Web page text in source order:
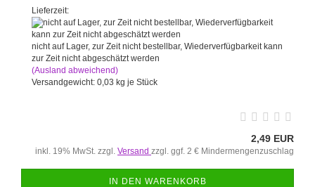
Lieferzeit:
nicht auf Lager, zur Zeit nicht bestellbar, Wiederverfügbarkeit kann
zur Zeit nicht abgeschätzt werden
(Ausland abweichend)
Versandgewicht: 0,03 kg je Stück
2,49 EUR
inkl. 19% MwSt. zzgl. Versand zzgl. ggf. 2 € Mindermengenzuschlag
IN DEN WARENKORB